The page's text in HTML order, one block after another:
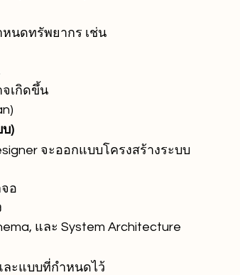
นดทรัพยากร เช่น
เกิดขึ้น
บ)
จะออกแบบโครงสร้างระบบ
อ
และ System Architecture
ะแบบที่กำหนดไว้